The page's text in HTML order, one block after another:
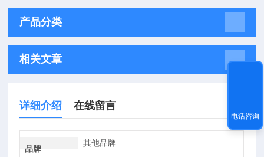
产品分类
相关文章
详细介绍 在线留言
品牌
其他品牌
电话咨询